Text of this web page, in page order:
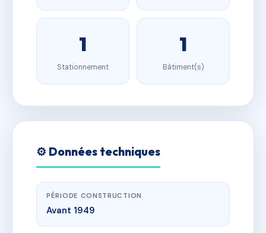
1
Stationnement
1
Bâtiment(s)
⚙️ Données techniques
PÉRIODE CONSTRUCTION
Avant 1949